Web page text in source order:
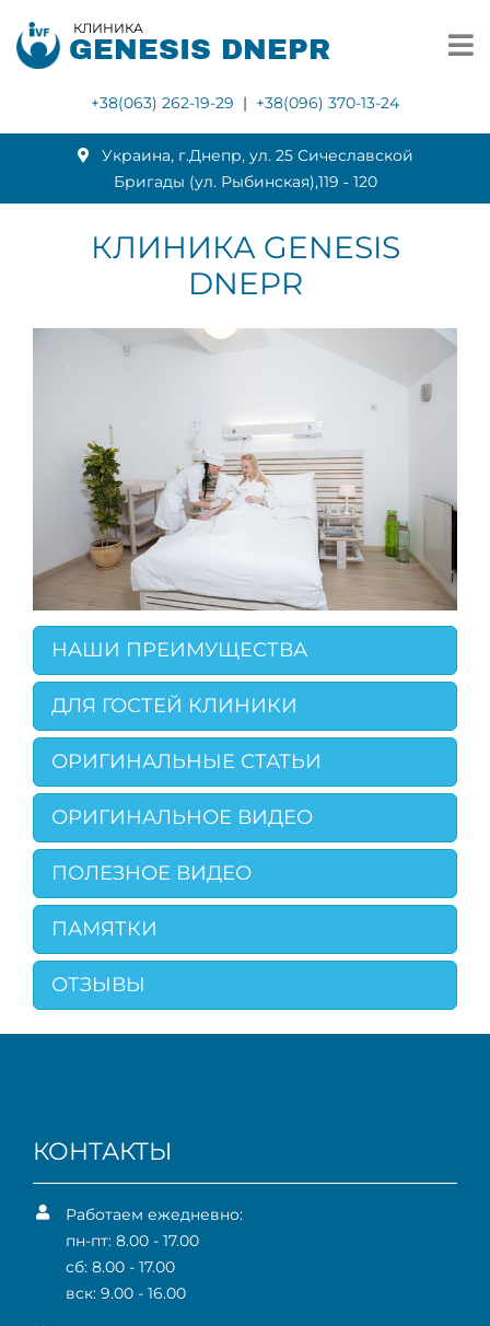
КЛИНИКА
GENESIS DNEPR
+38(063) 262-19-29 | +38(096) 370-13-24
Украина, г.Днепр, ул. 25 Сичеславской
Бригады (ул. Рыбинская),119 ‑ 120
КЛИНИКА GENESIS
DNEPR
НАШИ ПРЕИМУЩЕСТВА
ДЛЯ ГОСТЕЙ КЛИНИКИ
ОРИГИНАЛЬНЫЕ СТАТЬИ
ОРИГИНАЛЬНОЕ ВИДЕО
ПОЛЕЗНОЕ ВИДЕО
ПАМЯТКИ
ОТЗЫВЫ
КОНТАКТЫ
Работаем ежедневно:
пн-пт: 8.00 - 17.00
сб: 8.00 - 17.00
вск: 9.00 - 16.00